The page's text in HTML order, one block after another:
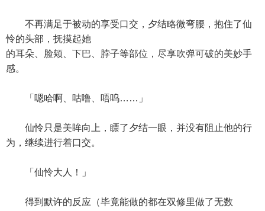
不再满足于被动的享受口交，夕结略微弯腰，抱住了仙
怜的头部，抚摸起她
的耳朵、脸颊、下巴、脖子等部位，尽享吹弹可破的美妙手
感。
「嗯哈啊、咕噜、唔呜……」
仙怜只是美眸向上，瞟了夕结一眼，并没有阻止他的行
为，继续进行着口交。
「仙怜大人！」
得到默许的反应（毕竟能做的都在双修里做了无数